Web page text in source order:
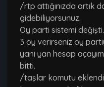
/rtp attığınızda artık
gidebiliyorsunuz.
Oy parti sistemi
3 oy verirseniz oy
yani yan hesap
bitti.
/taşlar komutu